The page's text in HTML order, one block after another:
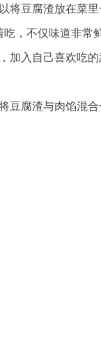
将豆腐渣放在菜里
，不仅味道非常
加入自己喜欢吃
豆腐渣与肉馅混